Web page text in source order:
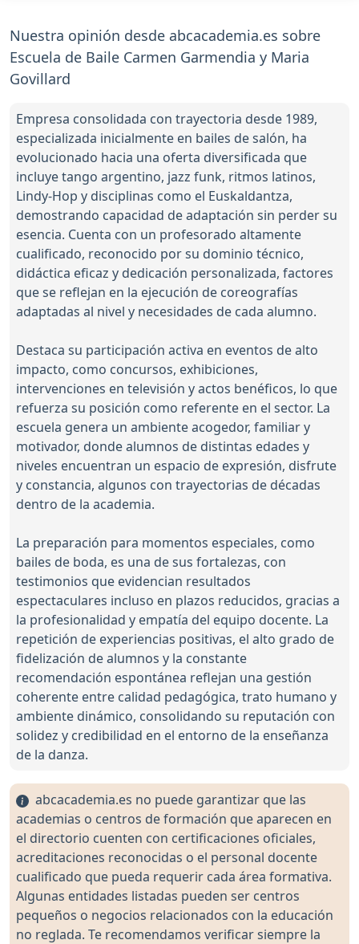
Nuestra opinión desde abcacademia.es sobre
Escuela de Baile Carmen Garmendia y Maria
Govillard
Empresa consolidada con trayectoria desde 1989,
especializada inicialmente en bailes de salón, ha
evolucionado hacia una oferta diversificada que
incluye tango argentino, jazz funk, ritmos latinos,
Lindy-Hop y disciplinas como el Euskaldantza,
demostrando capacidad de adaptación sin perder su
esencia. Cuenta con un profesorado altamente
cualificado, reconocido por su dominio técnico,
didáctica eficaz y dedicación personalizada, factores
que se reflejan en la ejecución de coreografías
adaptadas al nivel y necesidades de cada alumno.
Destaca su participación activa en eventos de alto
impacto, como concursos, exhibiciones,
intervenciones en televisión y actos benéficos, lo que
refuerza su posición como referente en el sector. La
escuela genera un ambiente acogedor, familiar y
motivador, donde alumnos de distintas edades y
niveles encuentran un espacio de expresión, disfrute
y constancia, algunos con trayectorias de décadas
dentro de la academia.
La preparación para momentos especiales, como
bailes de boda, es una de sus fortalezas, con
testimonios que evidencian resultados
espectaculares incluso en plazos reducidos, gracias a
la profesionalidad y empatía del equipo docente. La
repetición de experiencias positivas, el alto grado de
fidelización de alumnos y la constante
recomendación espontánea reflejan una gestión
coherente entre calidad pedagógica, trato humano y
ambiente dinámico, consolidando su reputación con
solidez y credibilidad en el entorno de la enseñanza
de la danza.
abcacademia.es no puede garantizar que las
academias o centros de formación que aparecen en
el directorio cuenten con certificaciones oficiales,
acreditaciones reconocidas o el personal docente
cualificado que pueda requerir cada área formativa.
Algunas entidades listadas pueden ser centros
pequeños o negocios relacionados con la educación
no reglada. Te recomendamos verificar siempre la